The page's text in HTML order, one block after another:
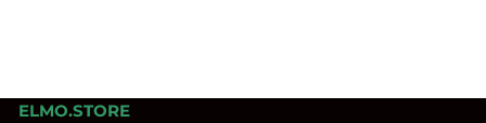
ELMO.STORE